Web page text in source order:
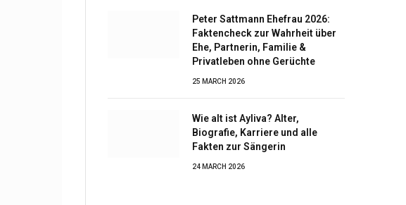
Peter Sattmann Ehefrau 2026:
Faktencheck zur Wahrheit über
Ehe, Partnerin, Familie &
Privatleben ohne Gerüchte
25 MARCH 2026
Wie alt ist Ayliva? Alter,
Biografie, Karriere und alle
Fakten zur Sängerin
24 MARCH 2026